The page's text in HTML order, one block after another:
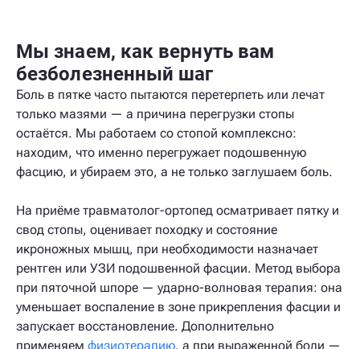
Мы знаем, как вернуть вам
безболезненный шаг
Боль в пятке часто пытаются перетерпеть или лечат
только мазями — а причина перегрузки стопы
остаётся. Мы работаем со стопой комплексно:
находим, что именно перегружает подошвенную
фасцию, и убираем это, а не только заглушаем боль.
На приёме травматолог-ортопед осматривает пятку и
свод стопы, оценивает походку и состояние
икроножных мышц, при необходимости назначает
рентген или УЗИ подошвенной фасции. Метод выбора
при пяточной шпоре — ударно-волновая терапия: она
уменьшает воспаление в зоне прикрепления фасции и
запускает восстановление. Дополнительно
применяем физиотерапию, а при выраженной боли —